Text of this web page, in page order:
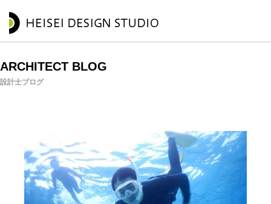
ARCHITECT BLOG
設計士ブログ